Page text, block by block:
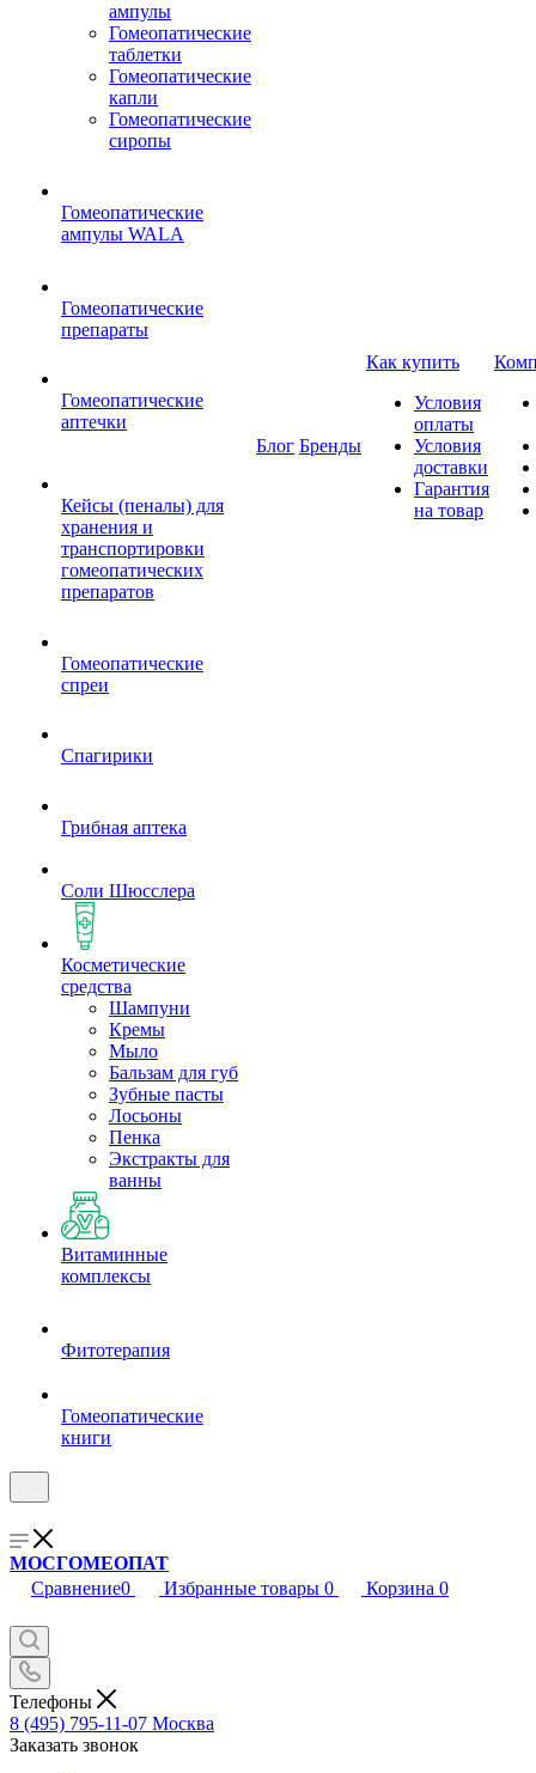
ампулы
Гомеопатические
таблетки
Гомеопатические
капли
Гомеопатические
сиропы
Гомеопатические
ампулы WALA
Гомеопатические
препараты
Гомеопатические
аптечки
Кейсы (пеналы) для
хранения и
транспортировки
гомеопатических
препаратов
Гомеопатические
спреи
Спагирики
Грибная аптека
Соли Шюсслера
Косметические
средства
Шампуни
Кремы
Мыло
Бальзам для губ
Зубные пасты
Лосьоны
Пенка
Экстракты для
ванны
Витаминные
комплексы
Фитотерапия
Гомеопатические
книги
Блог Бренды
Как купить
Условия
оплаты
Условия
доставки
Гарантия
на товар
МОСГОМЕОПАТ
Сравнение0 Избранные товары 0 Корзина 0
Телефоны
8 (495) 795-11-07 Москва
Заказать звонок